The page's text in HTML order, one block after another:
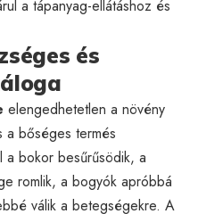
a tápanyag-ellátáshoz és
és
elengedhetetlen a növény
a bőséges termés
a bokor besűrűsödik, a
romlik, a bogyók apróbbá
válik a betegségekre. A